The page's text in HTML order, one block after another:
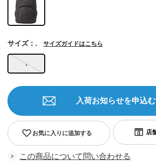
.
サイズ：. サイズガイドはこちら
お気に入りに追加する
入荷お知らせを申込む
この商品について問い合わせる